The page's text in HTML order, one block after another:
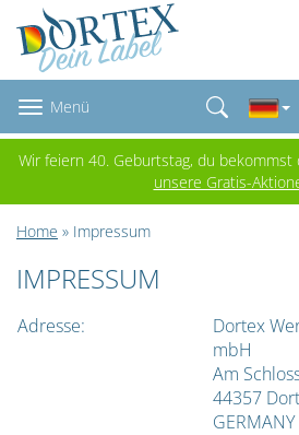
Menü
Wir feiern 40. Geburtstag, du bekommst
unsere Gratis-
Home » Impressum
IMPRESSUM
Adresse:
Dortex
mbH
Am
44357
GERMANY